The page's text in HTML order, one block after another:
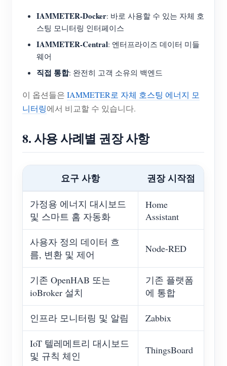
IAMMETER-Docker: 바로 사용할 수 있는 자체 호
스팅 모니터링 인터페이스
IAMMETER-Central: 엔터프라이즈 데이터 미들
웨어
직접 통합: 완전히 고객 소유의 백엔드
이 옵션들은 IAMMETER로 자체 호스팅 에너지 모
니터링에서 비교할 수 있습니다.
8. 사용 사례별 권장 사항
요구 사항 권장 시작점
가정용 에너지 대시보드
및 스마트 홈 자동화
Home
Assistant
사용자 정의 데이터 흐
름, 변환 및 제어
Node-RED
기존 OpenHAB 또는
ioBroker 설치
기존 플랫폼
에 통합
인프라 모니터링 및 알림 Zabbix
IoT 텔레메트리 대시보드
및 규칙 체인
ThingsBoard